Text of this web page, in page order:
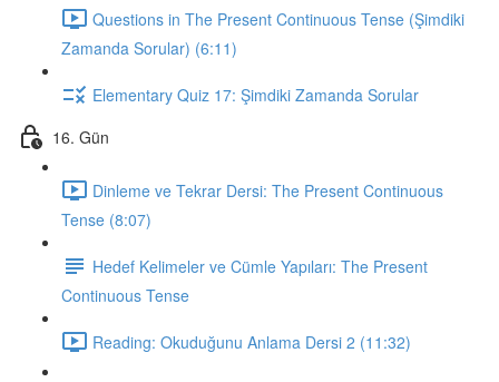
Questions in The Present Continuous Tense (Şimdiki
Zamanda Sorular) (6:11)
Elementary Quiz 17: Şimdiki Zamanda Sorular
16. Gün
Dinleme ve Tekrar Dersi: The Present Continuous
Tense (8:07)
Hedef Kelimeler ve Cümle Yapıları: The Present
Continuous Tense
Reading: Okuduğunu Anlama Dersi 2 (11:32)